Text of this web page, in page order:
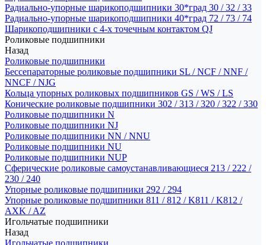
Радиально-упорные шарикоподшипники 30*град 30 / 32 / 33
Радиально-упорные шарикоподшипники 40*град 72 / 73 / 74
Шарикоподшипники с 4-х точечным контактом QJ
Роликовые подшипники
Назад
Роликовые подшипники
Бессепараторные роликовые подшипники SL / NCF / NNF /
NNCF / NJG
Кольца упорных роликовых подшипников GS / WS / LS
Конические роликовые подшипники 302 / 313 / 320 / 322 / 330
Роликовые подшипники N
Роликовые подшипники NJ
Роликовые подшипники NN / NNU
Роликовые подшипники NU
Роликовые подшипники NUP
Сферические роликовые самоустанавливающиеся 213 / 222 /
230 / 240
Упорные роликовые подшипники 292 / 294
Упорные роликовые подшипники 811 / 812 / K811 / K812 /
AXK / AZ
Игольчатые подшипники
Назад
Игольчатые подшипники